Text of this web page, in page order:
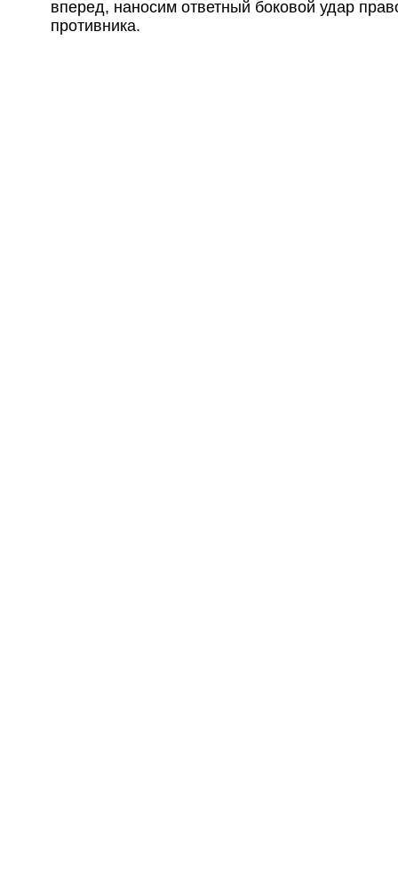
вперед, наносим ответный боковой удар
противника.